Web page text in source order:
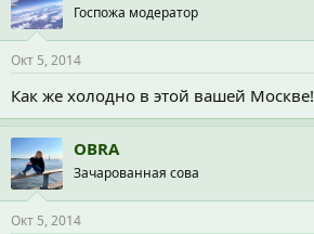
Госпожа модератор
Окт 5, 2014
Как же холодно в этой вашей Москве!
OBRA
Зачарованная сова
Окт 5, 2014